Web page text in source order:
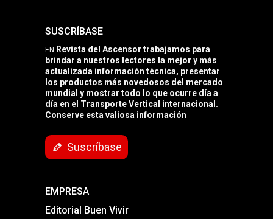
SUSCRÍBASE
EN Revista del Ascensor trabajamos para
brindar a nuestros lectores la mejor y más
actualizada información técnica, presentar
los productos más novedosos del mercado
mundial y mostrar todo lo que ocurre día a
día en el Transporte Vertical internacional.
Conserve esta valiosa información
Suscríbase
EMPRESA
Editorial Buen Vivir